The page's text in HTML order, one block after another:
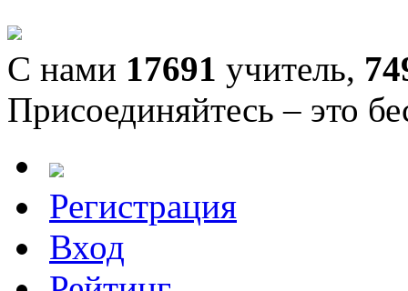
С нами 17691 учитель,
Присоединяйтесь – это
Регистрация
Вход